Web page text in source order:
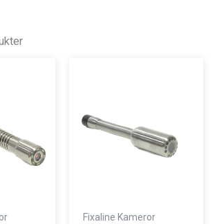
Fixaline Kameror